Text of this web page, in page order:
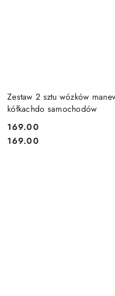
Zestaw 2 sztu wózków
kółkachdo samochodów
Cena:
169.00
Cena:
169.00